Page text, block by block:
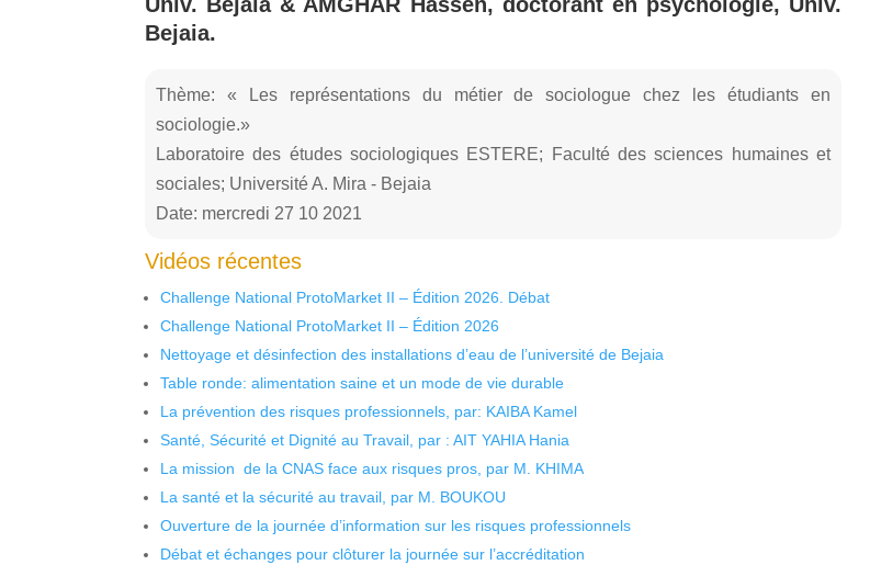
Bejaia.
Thème: « Les représentations du métier de sociologue chez les étudiants en
sociologie.»
Laboratoire des études sociologiques ESTERE; Faculté des sciences humaines et
sociales; Université A. Mira - Bejaia
Date: mercredi 27 10 2021
Vidéos récentes
Challenge National ProtoMarket II – Édition 2026. Débat
Challenge National ProtoMarket II – Édition 2026
Nettoyage et désinfection des installations d’eau de l’université de Bejaia
Table ronde: alimentation saine et un mode de vie durable
La prévention des risques professionnels, par: KAIBA Kamel
Santé, Sécurité et Dignité au Travail, par : AIT YAHIA Hania
La mission de la CNAS face aux risques pros, par M. KHIMA
La santé et la sécurité au travail, par M. BOUKOU
Ouverture de la journée d’information sur les risques professionnels
Débat et échanges pour clôturer la journée sur l’accréditation